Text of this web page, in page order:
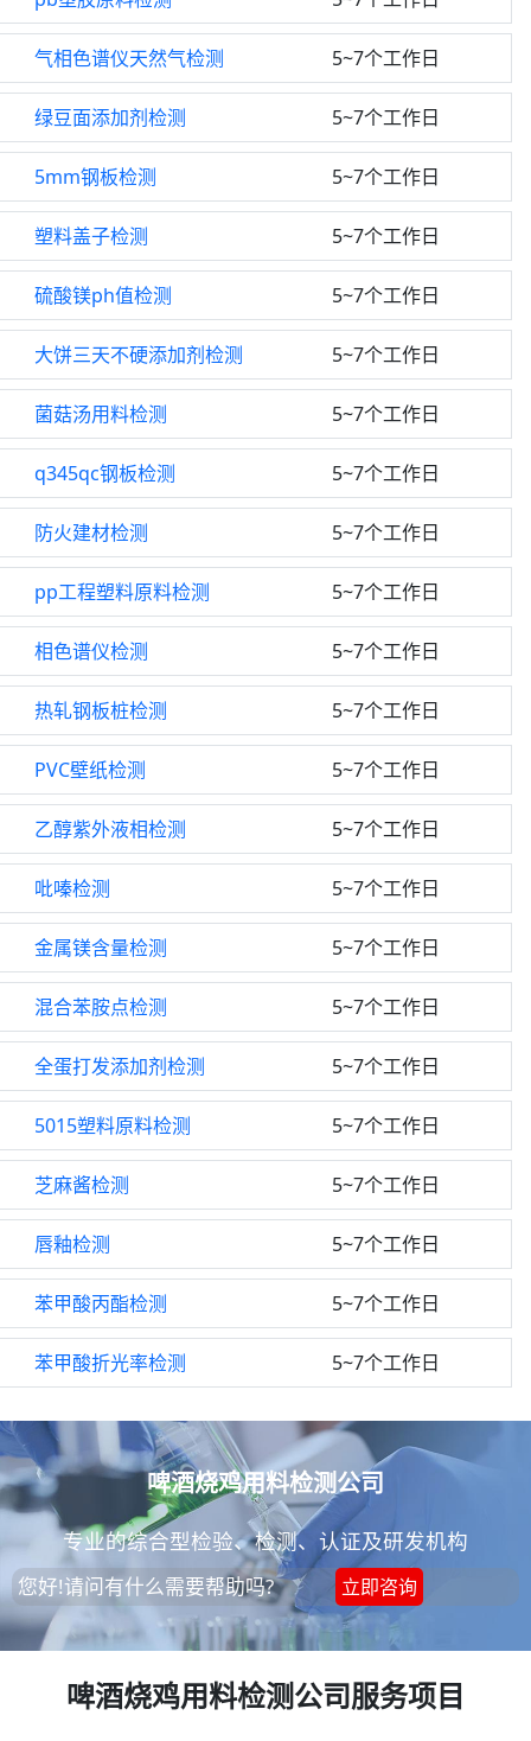
气相色谱仪天然气检测 5~7个工作日
绿豆面添加剂检测 5~7个工作日
5mm钢板检测 5~7个工作日
塑料盖子检测 5~7个工作日
硫酸镁ph值检测 5~7个工作日
大饼三天不硬添加剂检测 5~7个工作日
菌菇汤用料检测 5~7个工作日
q345qc钢板检测 5~7个工作日
防火建材检测 5~7个工作日
pp工程塑料原料检测 5~7个工作日
相色谱仪检测 5~7个工作日
热轧钢板桩检测 5~7个工作日
PVC壁纸检测 5~7个工作日
乙醇紫外液相检测 5~7个工作日
吡嗪检测 5~7个工作日
金属镁含量检测 5~7个工作日
混合苯胺点检测 5~7个工作日
全蛋打发添加剂检测 5~7个工作日
5015塑料原料检测 5~7个工作日
芝麻酱检测 5~7个工作日
唇釉检测 5~7个工作日
苯甲酸丙酯检测 5~7个工作日
苯甲酸折光率检测 5~7个工作日
啤酒烧鸡用料检测公司
专业的综合型检验、检测、认证及研发机构
您好!请问有什么需要帮助吗? 立即咨询
啤酒烧鸡用料检测公司服务项目